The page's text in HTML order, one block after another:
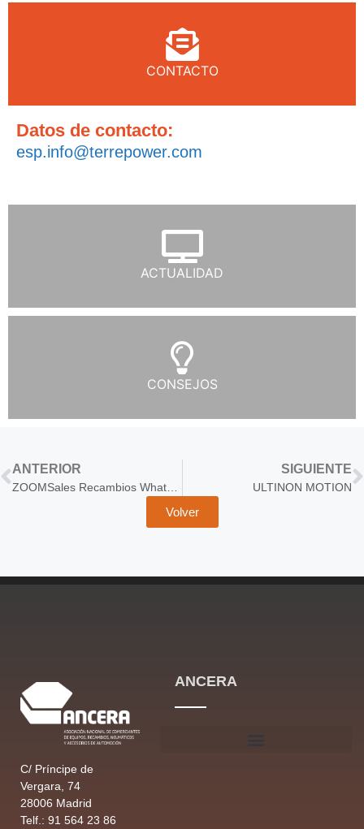
CONTACTO
ACTUALIDAD
CONSEJOS
Datos de contacto:
esp.info@terrepower.com
ANTERIOR SIGUIENTE
ULTINON MOTION
Volver
C/ Príncipe de
Vergara, 74
28006 Madrid
Telf.: 91 564 23 86
ANCERA